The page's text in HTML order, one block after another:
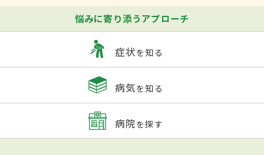
悩みに寄り添うアプローチ
症状を知る
病気を知る
病院を探す